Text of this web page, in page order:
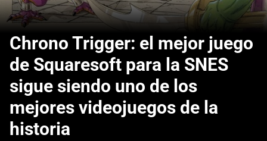
Chrono Trigger: el mejor juego
de Squaresoft para la SNES
sigue siendo uno de los
mejores videojuegos de la
historia